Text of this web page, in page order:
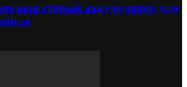
ваш старый аккумулятор для